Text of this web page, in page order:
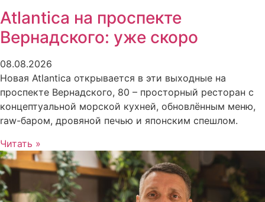
Atlantica на проспекте
Вернадского: уже скоро
08.08.2026
Новая Atlantica открывается в эти выходные на
проспекте Вернадского, 80 – просторный ресторан с
концептуальной морской кухней, обновлённым меню,
raw-баром, дровяной печью и японским спешлом.
Читать »